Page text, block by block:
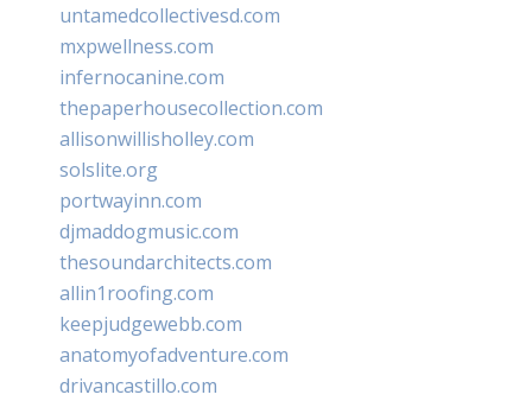
untamedcollectivesd.com
mxpwellness.com
infernocanine.com
thepaperhousecollection.com
allisonwillisholley.com
solslite.org
portwayinn.com
djmaddogmusic.com
thesoundarchitects.com
allin1roofing.com
keepjudgewebb.com
anatomyofadventure.com
drivancastillo.com